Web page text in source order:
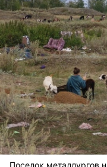
Поселок металлургов